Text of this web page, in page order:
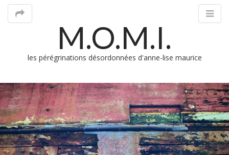
M.O.M.I.
les pérégrinations désordonnées d'anne-lise maurice